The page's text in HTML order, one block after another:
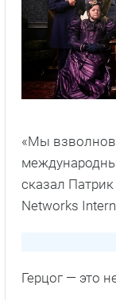
«Мы
сказал
Networks
Герцог — это